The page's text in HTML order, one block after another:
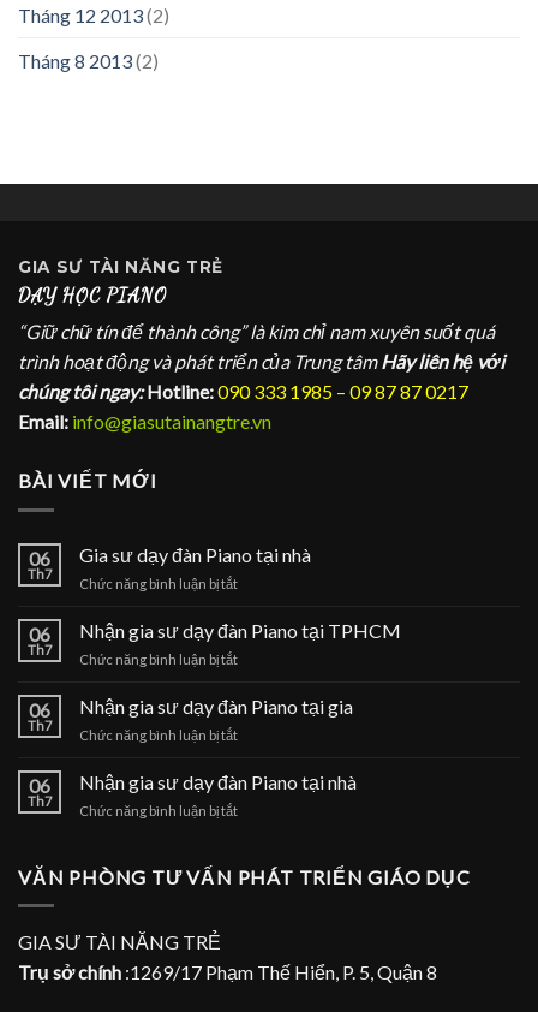
Tháng 12 2013(2)
Tháng 8 2013(2)
GIA SƯ TÀI NĂNG TRẺ
DẠY HỌC PIANO
“Giữ chữ tín để thành công” là kim chỉ nam xuyên suốt quá
trình hoạt động và phát triển của Trung tâm Hãy liên hệ với
chúng tôi ngay: Hotline:090 333 1985 – 09 87 87 0217
Email: info@giasutainangtre.vn
BÀI VIẾT MỚI
06
Th7
Gia sư dạy đàn Piano tại nhà
Chức năng bình luận bị tắtở
dạy
đàn
tại
06
Th7
Nhận gia sư dạy đàn Piano tại TPHCM
Chức năng bình luận bị tắtở
gia
sư
dạy
Piano
TPHCM
06
Th7
Nhận gia sư dạy đàn Piano tại gia
Chức năng bình luận bị tắtở
gia
sư
dạy
tại
06
Th7
Nhận gia sư dạy đàn Piano tại nhà
Chức năng bình luận bị tắtở
sư
nhà
VĂN PHÒNG TƯ VẤN PHÁT TRIỂN GIÁO DỤC
GIA SƯ TÀI NĂNG TRẺ
Trụ sở chính :1269/17 Phạm Thế Hiển, P. 5, Quận 8